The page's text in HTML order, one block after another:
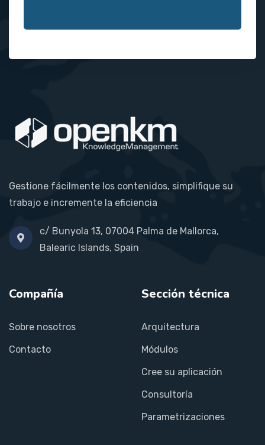
Gestione fácilmente los contenidos, simplifique su
trabajo e incremente la eficiencia
c/ Bunyola 13, 07004 Palma de Mallorca,
Balearic Islands, Spain
Compañía
Sobre nosotros
Contacto
Sección técnica
Arquitectura
Módulos
Cree su aplicación
Consultoría
Parametrizaciones